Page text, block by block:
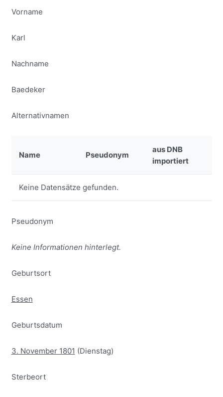
Vorname
Karl
Nachname
Baedeker
Alternativnamen
Name Pseudonym
aus DNB
importiert
Keine Datensätze gefunden.
Pseudonym
Keine Informationen hinterlegt.
Geburtsort
Essen
Geburtsdatum
3. November 1801 (Dienstag)
Sterbeort